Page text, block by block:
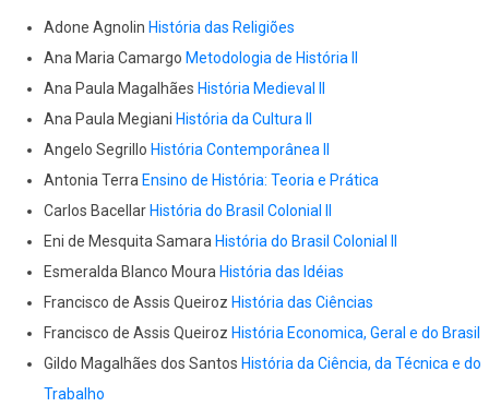
Adone Agnolin História das Religiões
Ana Maria Camargo Metodologia de História II
Ana Paula Magalhães História Medieval II
Ana Paula Megiani História da Cultura II
Angelo Segrillo História Contemporânea II
Antonia Terra Ensino de História: Teoria e Prática
Carlos Bacellar História do Brasil Colonial II
Eni de Mesquita Samara História do Brasil Colonial II
Esmeralda Blanco Moura História das Idéias
Francisco de Assis Queiroz História das Ciências
Francisco de Assis Queiroz História Economica, Geral e do Brasil
Gildo Magalhães dos Santos História da Ciência, da Técnica e do
Trabalho